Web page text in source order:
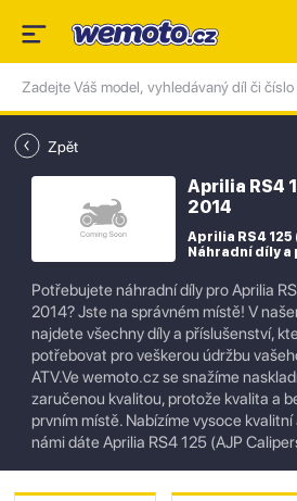
Zpět
Aprilia RS4
2014
Aprilia RS4 125
Náhradní díly
Potřebujete náhradní díly pro Aprilia
2014? Jste na správném místě! V
najdete všechny díly a příslušenství,
potřebovat pro veškerou údržbu
ATV.Ve wemoto.cz se snažíme
zaručenou kvalitou, protože kvalita a
prvním místě. Nabízíme vysoce kvalitní
námi dáte Aprilia RS4 125 (AJP